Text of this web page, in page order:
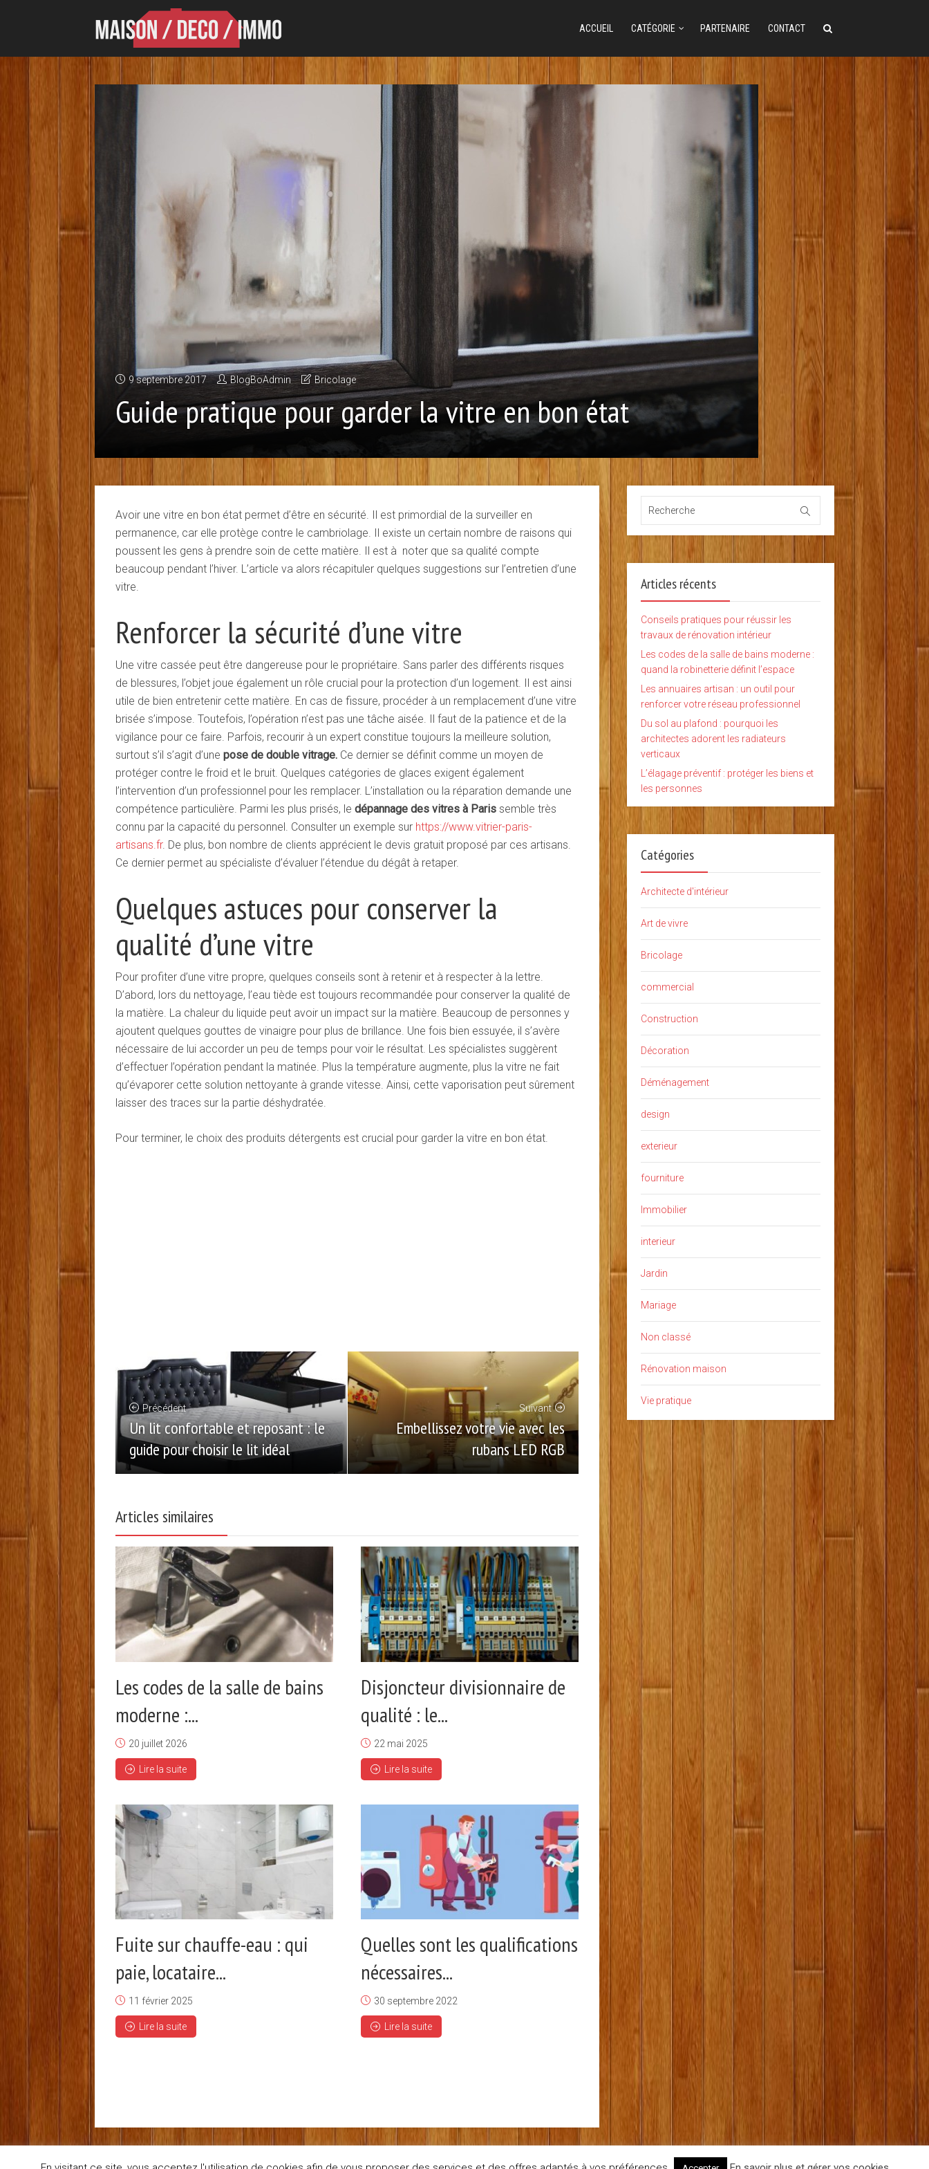
ACCUEIL CATÉGORIE PARTENAIRE CONTACT
9 septembre 2017 BlogBoAdmin Bricolage
Guide pratique pour garder la vitre en bon état
Avoir une vitre en bon état permet d’être en sécurité. Il est primordial de la surveiller en
permanence, car elle protège contre le cambriolage. Il existe un certain nombre de raisons qui
poussent les gens à prendre soin de cette matière. Il est à noter que sa qualité compte
beaucoup pendant l’hiver. L’article va alors récapituler quelques suggestions sur l’entretien d’une
vitre.
Renforcer la sécurité d’une vitre
Une vitre cassée peut être dangereuse pour le propriétaire. Sans parler des différents risques
de blessures, l’objet joue également un rôle crucial pour la protection d’un logement. Il est ainsi
utile de bien entretenir cette matière. En cas de fissure, procéder à un remplacement d’une vitre
brisée s’impose. Toutefois, l’opération n’est pas une tâche aisée. Il faut de la patience et de la
vigilance pour ce faire. Parfois, recourir à un expert constitue toujours la meilleure solution,
surtout s’il s’agit d’une pose de double vitrage. Ce dernier se définit comme un moyen de
protéger contre le froid et le bruit. Quelques catégories de glaces exigent également
l’intervention d’un professionnel pour les remplacer. L’installation ou la réparation demande une
compétence particulière. Parmi les plus prisés, le dépannage des vitres à Paris semble très
connu par la capacité du personnel. Consulter un exemple sur https://www.vitrier-paris-
artisans.fr. De plus, bon nombre de clients apprécient le devis gratuit proposé par ces artisans.
Ce dernier permet au spécialiste d’évaluer l’étendue du dégât à retaper.
Quelques astuces pour conserver la
qualité d’une vitre
Pour profiter d’une vitre propre, quelques conseils sont à retenir et à respecter à la lettre.
D’abord, lors du nettoyage, l’eau tiède est toujours recommandée pour conserver la qualité de
la matière. La chaleur du liquide peut avoir un impact sur la matière. Beaucoup de personnes y
ajoutent quelques gouttes de vinaigre pour plus de brillance. Une fois bien essuyée, il s’avère
nécessaire de lui accorder un peu de temps pour voir le résultat. Les spécialistes suggèrent
d’effectuer l’opération pendant la matinée. Plus la température augmente, plus la vitre ne fait
qu’évaporer cette solution nettoyante à grande vitesse. Ainsi, cette vaporisation peut sûrement
laisser des traces sur la partie déshydratée.
Pour terminer, le choix des produits détergents est crucial pour garder la vitre en bon état.
Précédent
Un lit confortable et reposant : le
guide pour choisir le lit idéal
Suivant
Embellissez votre vie avec les
rubans LED RGB
Articles similaires
Les codes de la salle de bains
moderne :...
20 juillet 2026
Lire la suite
Disjoncteur divisionnaire de
qualité : le...
22 mai 2025
Lire la suite
Fuite sur chauffe-eau : qui
paie, locataire...
11 février 2025
Lire la suite
Quelles sont les qualifications
nécessaires...
30 septembre 2022
Lire la suite
Articles récents
Conseils pratiques pour réussir les
travaux de rénovation intérieur
Les codes de la salle de bains moderne :
quand la robinetterie définit l’espace
Les annuaires artisan : un outil pour
renforcer votre réseau professionnel
Du sol au plafond : pourquoi les
architectes adorent les radiateurs
verticaux
L’élagage préventif : protéger les biens et
les personnes
Catégories
Architecte d'intérieur
Art de vivre
Bricolage
commercial
Construction
Décoration
Déménagement
design
exterieur
fourniture
Immobilier
interieur
Jardin
Mariage
Non classé
Rénovation maison
Vie pratique